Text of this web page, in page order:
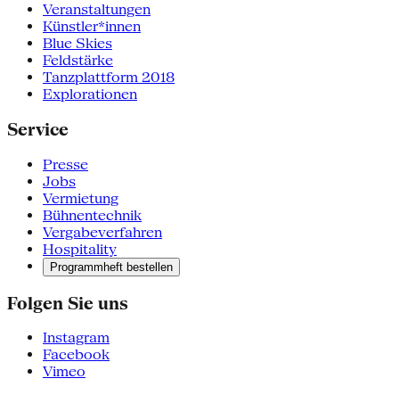
Veranstaltungen
Künstler*innen
Blue Skies
Feldstärke
Tanzplattform 2018
Explorationen
Service
Presse
Jobs
Vermietung
Bühnentechnik
Vergabeverfahren
Hospitality
Programmheft bestellen
Folgen Sie uns
Instagram
Facebook
Vimeo